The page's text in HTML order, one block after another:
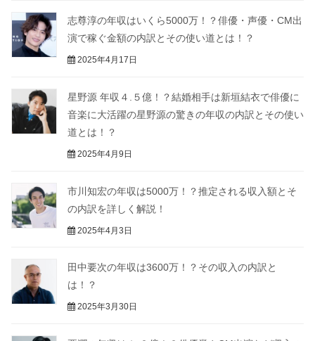
志尊淳の年収はいくら5000万！？俳優・声優・CM出
演で稼ぐ金額の内訳とその使い道とは！？
2025年4月17日
星野源 年収４.５億！？結婚相手は新垣結衣で俳優に
音楽に大活躍の星野源の驚きの年収の内訳とその使い
道とは！？
2025年4月9日
市川知宏の年収は5000万！？推定される収入額とそ
の内訳を詳しく解説！
2025年4月3日
田中要次の年収は3600万！？その収入の内訳と
は！？
2025年3月30日